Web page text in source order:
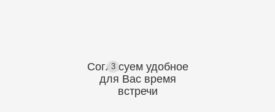
3
Согласуем удобное
для Вас время
встречи